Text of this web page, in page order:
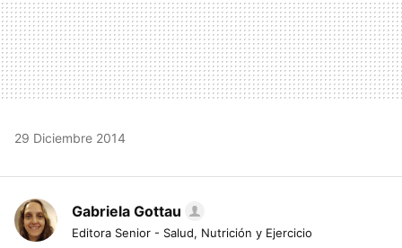
29 Diciembre 2014
Gabriela Gottau
Editora Senior - Salud, Nutrición y Ejercicio